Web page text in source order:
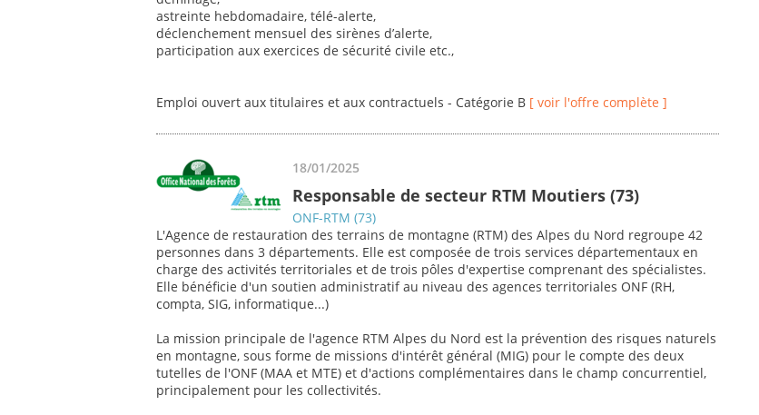
astreinte hebdomadaire, télé-alerte,
déclenchement mensuel des sirènes d’alerte,
participation aux exercices de sécurité civile etc.,
Emploi ouvert aux titulaires et aux contractuels - Catégorie B [ voir l'offre complète ]
18/01/2025
Responsable de secteur RTM Moutiers (73)
ONF-RTM (73)
L'Agence de restauration des terrains de montagne (RTM) des Alpes du Nord regroupe 42
personnes dans 3 départements. Elle est composée de trois services départementaux en
charge des activités territoriales et de trois pôles d'expertise comprenant des spécialistes.
Elle bénéficie d'un soutien administratif au niveau des agences territoriales ONF (RH,
compta, SIG, informatique...)
La mission principale de l'agence RTM Alpes du Nord est la prévention des risques naturels
en montagne, sous forme de missions d'intérêt général (MIG) pour le compte des deux
tutelles de l'ONF (MAA et MTE) et d'actions complémentaires dans le champ concurrentiel,
principalement pour les collectivités.